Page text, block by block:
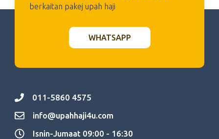
berkaitan pakej upah haji
WHATSAPP
011-5860 4575
info@upahhaji4u.com
Isnin-Jumaat 09:00 - 16:30